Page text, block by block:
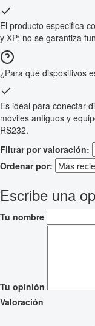
El producto especifica
y XP; no se garantiza
¿Para qué dispositivos
Es ideal para conectar
móviles antiguos y
RS232.
Filtrar por valoración:
Ordenar por:
Escribe una
Tu nombre
Tu opinión
Valoración